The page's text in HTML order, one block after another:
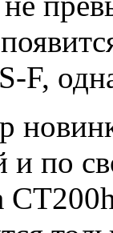
F,
и по